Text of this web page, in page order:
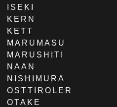
ISEKI
KERN
KETT
MARUMASU
MARUSHITI
NAAN
NISHIMURA
OSTTIROLER
OTAKE